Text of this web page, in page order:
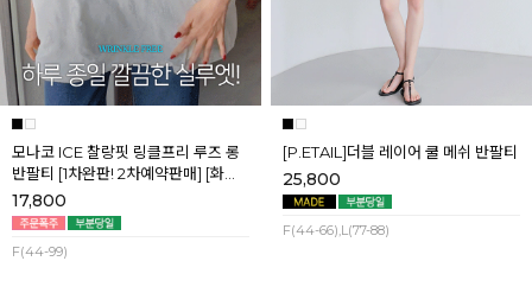
모나코 ICE 찰랑핏 링클프리 루즈 롱
반팔티 [1차완판! 2차예약판매] [화이
트] 8월첫째주 순차배송
17,800
F(44-99)
[P.ETAIL]더블 레이어 쿨 메쉬 반팔티
25,800
F(44-66),L(77-88)